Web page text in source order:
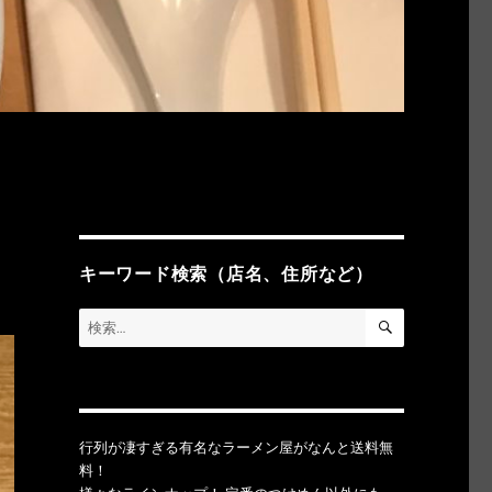
キーワード検索（店名、住所など）
検
索:
検
行列が凄すぎる有名なラーメン屋がなんと送料無
料！